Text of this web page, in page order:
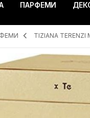
ПАРФЕМИ
TIZIANA TERENZI